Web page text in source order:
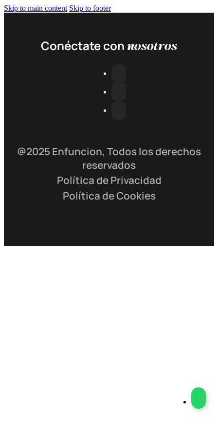
Skip to main content Skip to footer
Conéctate connosotros
@2025 Enfuncion, Todos los derechos
reservados
Política de Privacidad
Política de Cookies